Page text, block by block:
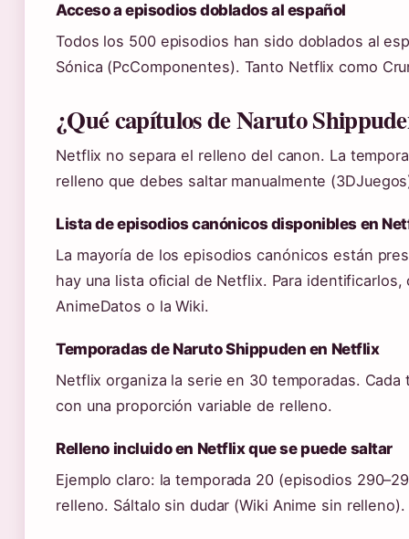
Acceso a episodios doblados al español
Todos los 500 episodios han sido doblados al
Sónica (PcComponentes). Tanto Netflix como
¿Qué capítulos de Naruto
Netflix no separa el relleno del canon. La
relleno que debes saltar manualmente
Lista de episodios canónicos disponibles en
La mayoría de los episodios canónicos están
hay una lista oficial de Netflix. Para
AnimeDatos o la Wiki.
Temporadas de Naruto Shippuden en Netflix
Netflix organiza la serie en 30 temporadas.
con una proporción variable de relleno.
Relleno incluido en Netflix que se puede saltar
Ejemplo claro: la temporada 20 (episodios
relleno. Sáltalo sin dudar (Wiki Anime sin relleno).